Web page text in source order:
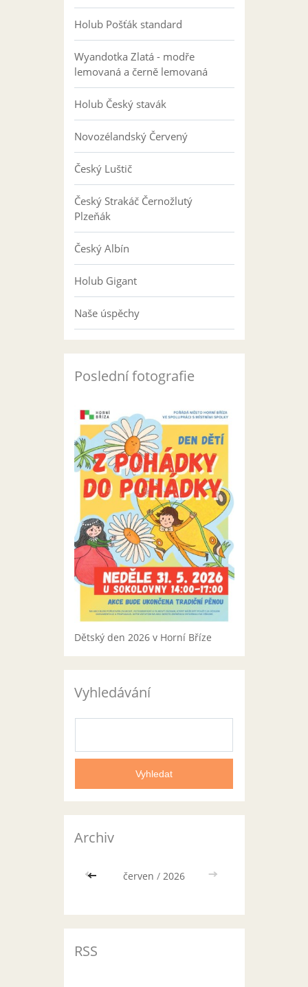
Holub Pošťák standard
Wyandotka Zlatá - modře
lemovaná a černě lemovaná
Holub Český stavák
Novozélandský Červený
Český Luštič
Český Strakáč Černožlutý
Plzeňák
Český Albín
Holub Gigant
Naše úspěchy
Poslední fotografie
Dětský den 2026 v Horní Bříze
Vyhledávání
Archiv
<< červen / 2026 >>
RSS